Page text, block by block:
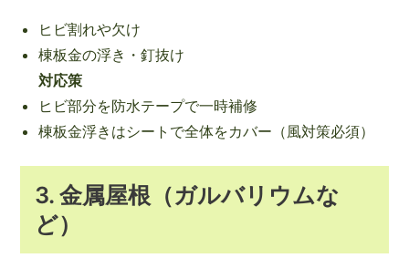
ヒビ割れや欠け
棟板金の浮き・釘抜け
対応策
ヒビ部分を防水テープで一時補修
棟板金浮きはシートで全体をカバー（風対策必須）
3. 金属屋根（ガルバリウムな
ど）